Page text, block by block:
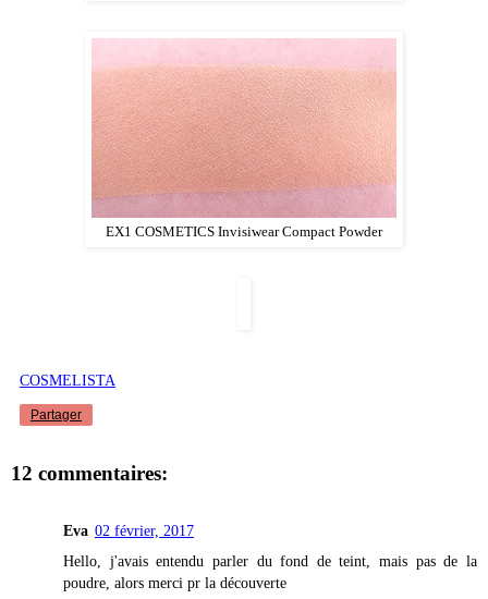
EX1 COSMETICS Invisiwear Compact Powder
COSMELISTA
Partager
12 commentaires:
Eva 02 février, 2017
Hello, j'avais entendu parler du fond de teint, mais pas de la
poudre, alors merci pr la découverte